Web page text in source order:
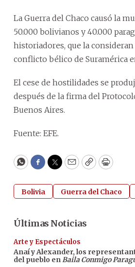
La Guerra del Chaco causó la
50.000 bolivianos y 40.000
historiadores, que la
conflicto bélico de Suramérica
El cese de hostilidades se
después de la firma del
Buenos Aires.
Fuente: EFE.
WhatsApp
Facebook
Twitter
EmailCopyPrint
Bolivia Guerra del Chaco
Últimas Noticias
Arte y Espectáculos
Anaí y Alexander, los
del pueblo enBaila Conmigo